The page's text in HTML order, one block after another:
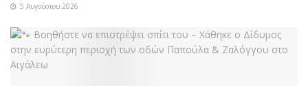
5 Αυγούστου 2026